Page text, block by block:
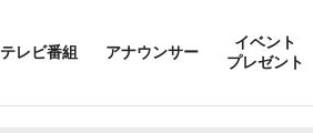
テレビ番組 アナウンサー
イベント
プレゼント